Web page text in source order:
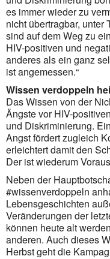
es immer wieder zu
nicht übertragbar,
sind auf dem Weg zu
HIV-positiven und
anderes als ein ganz
ist angemessen.“
Wissen verdoppeln
Das Wissen von der
Ängste vor HIV-
und Diskriminierung.
Angst fördert zugleich
erleichtert damit den
Der ist wiederum
Neben der
#wissenverdoppeln
Lebensgeschichten
Veränderungen der
können heute alt
anderen. Auch dieses
Herbst geht die